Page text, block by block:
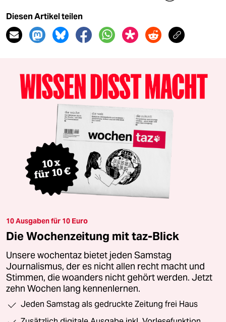
Diesen Artikel teilen
10 Ausgaben für 10 Euro
Die Wochenzeitung mit taz-Blick
Unsere wochentaz bietet jeden Samstag
Journalismus, der es nicht allen recht macht und
Stimmen, die woanders nicht gehört werden. Jetzt
zehn Wochen lang kennenlernen.
Jeden Samstag als gedruckte Zeitung frei Haus